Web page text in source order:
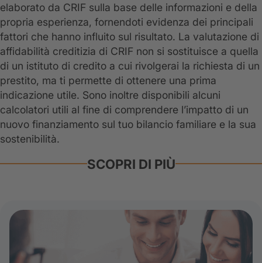
elaborato da CRIF sulla base delle informazioni e della
propria esperienza, fornendoti evidenza dei principali
fattori che hanno influito sul risultato. La valutazione di
affidabilità creditizia di CRIF non si sostituisce a quella
di un istituto di credito a cui rivolgerai la richiesta di un
prestito, ma ti permette di ottenere una prima
indicazione utile. Sono inoltre disponibili alcuni
calcolatori utili al fine di comprendere l’impatto di un
nuovo finanziamento sul tuo bilancio familiare e la sua
sostenibilità.
SCOPRI DI PIÙ